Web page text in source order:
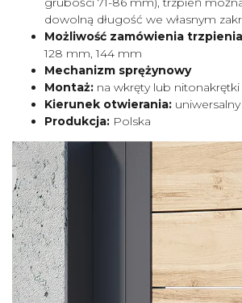
dowolną długość we własnym
Możliwość zamówienia
128 mm, 144 mm
Mechanizm sprężynowy
Montaż: na wkręty lub nitonakrętki
Kierunek otwierania: uniwersalny
Produkcja: Polska